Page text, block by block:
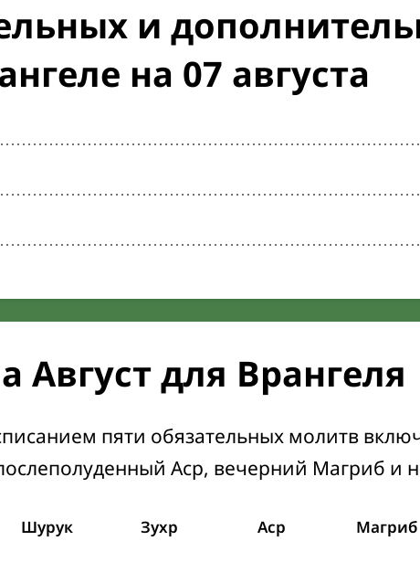
и
на 07 августа
Август для Врангеля
пяти обязательных молитв
Аср, вечерний Магриб и
Шурук Зухр Аср Магриб